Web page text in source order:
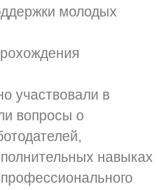
молодых
участвовали в
вопросы о
навыках